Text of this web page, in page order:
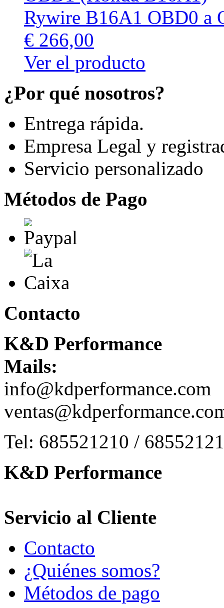
Rywire B16A1 OBD0 a
€ 266,00
Ver el producto
¿Por qué nosotros?
Entrega rápida.
Empresa Legal y
Servicio personalizado
Métodos de Pago
Contacto
K&D Performance
Mails:
info@kdperformance.com
Tel: 685521210 /
K&D Performance
Servicio al Cliente
Contacto
¿Quiénes somos?
Métodos de pago